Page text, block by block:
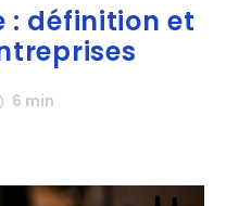
: définition et
6 min